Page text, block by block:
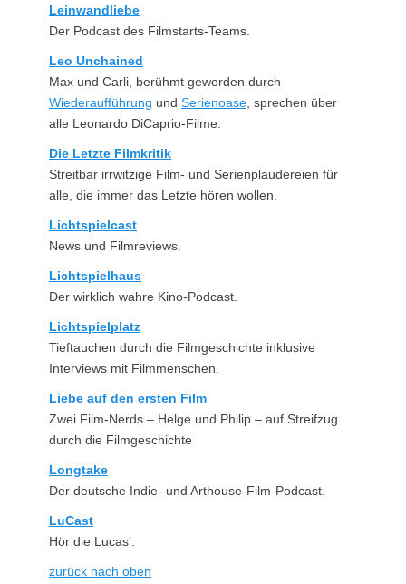
Leinwandliebe
Der Podcast des Filmstarts-Teams.
Leo Unchained
Max und Carli, berühmt geworden durch
Wiederaufführung und Serienoase , sprechen über
alle Leonardo DiCaprio-Filme.
Die Letzte Filmkritik
Streitbar irrwitzige Film- und Serienplaudereien für
alle, die immer das Letzte hören wollen.
Lichtspielcast
News und Filmreviews.
Lichtspielhaus
Der wirklich wahre Kino-Podcast.
Lichtspielplatz
Tieftauchen durch die Filmgeschichte inklusive
Interviews mit Filmmenschen.
Liebe auf den ersten Film
Zwei Film-Nerds – Helge und Philip – auf Streifzug
durch die Filmgeschichte
Longtake
Der deutsche Indie- und Arthouse-Film-Podcast.
LuCast
Hör die Lucas’.
zurück nach oben